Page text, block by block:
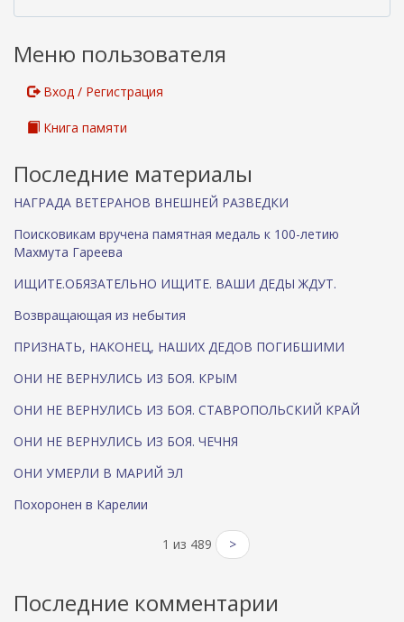
я
с
с
Меню пользователя
Вход / Регистрация
Книга памяти
Последние материалы
НАГРАДА ВЕТЕРАНОВ ВНЕШНЕЙ РАЗВЕДКИ
Поисковикам вручена памятная медаль к 100-летию
Махмута Гареева
ИЩИТЕ.ОБЯЗАТЕЛЬНО ИЩИТЕ. ВАШИ ДЕДЫ ЖДУТ.
Возвращающая из небытия
ПРИЗНАТЬ, НАКОНЕЦ, НАШИХ ДЕДОВ ПОГИБШИМИ
ОНИ НЕ ВЕРНУЛИСЬ ИЗ БОЯ. КРЫМ
ОНИ НЕ ВЕРНУЛИСЬ ИЗ БОЯ. СТАВРОПОЛЬСКИЙ КРАЙ
ОНИ НЕ ВЕРНУЛИСЬ ИЗ БОЯ. ЧЕЧНЯ
ОНИ УМЕРЛИ В МАРИЙ ЭЛ
Похоронен в Карелии
1 из 489 >
Последние комментарии